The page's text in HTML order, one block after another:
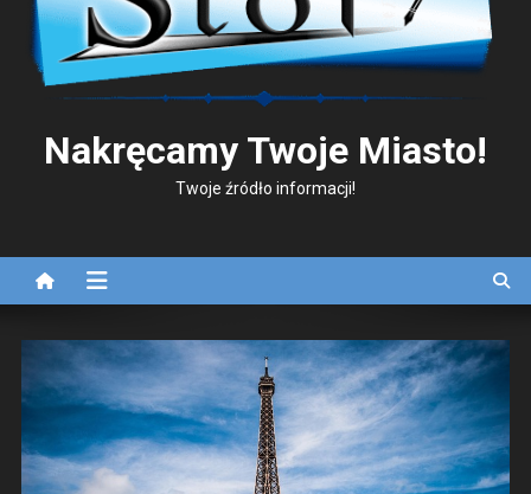
Nakręcamy Twoje Miasto!
Twoje źródło informacji!